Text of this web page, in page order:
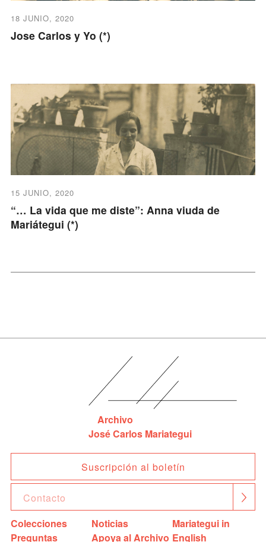
18 JUNIO, 2020
Jose Carlos y Yo (*)
15 JUNIO, 2020
“… La vida que me diste”: Anna viuda de
Mariátegui (*)
Archivo
José Carlos Mariategui
Suscripción al boletín
Colecciones
Preguntas
Noticias
Apoya al Archivo
Mariategui in
English